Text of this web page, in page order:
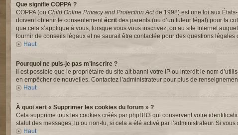
Que signifie COPPA ?
COPPA (ou Child Online Privacy and Protection Actde 1998) est une loi aux
doivent obtenir le consentement écrit des parents (ou d’un tuteur légal) pour la
que cela s’applique à vous, lorsque vous vous inscrivez, ou au site Internet
fournir de conseils légaux et ne saurait être contactée pour des questions légales
Haut
Pourquoi ne puis-je pas m’inscrire ?
Il est possible que le propriétaire du site ait banni votre IP ou interdit le nom
en empêcher de nouvelles. Contactez l’administrateur pour plus de
Haut
À quoi sert « Supprimer les cookies du forum » ?
Cela supprime tous les cookies créés par phpBB3 qui conservent votre
statut des messages, lu ou non-lu, si cela a été activé par l’administrateur. Si
Haut